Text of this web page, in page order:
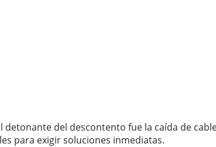
detonante del descontento fue la caída de
para exigir soluciones inmediatas.